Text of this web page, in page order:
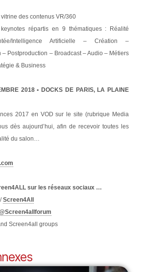
des contenus VR/360
répartis en 9 thématiques : Réalité
Intelligence Artificielle – Création –
– Postproduction – Broadcast – Audio – Métiers
& Business
2018 • DOCKS DE PARIS, LA PLAINE
2017 en VOD sur le site (rubrique Media
dès aujourd’hui, afin de recevoir toutes les
du salon…
sur les réseaux sociaux …
Screen4All
Screen4all groups